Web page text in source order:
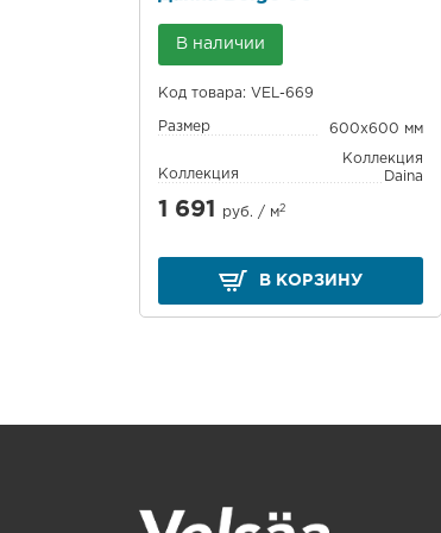
В наличии
Код товара: VEL-669
Размер 600x600 мм
Коллекция
Коллекция
Daina
1 691 руб. / м2
В КОРЗИНУ